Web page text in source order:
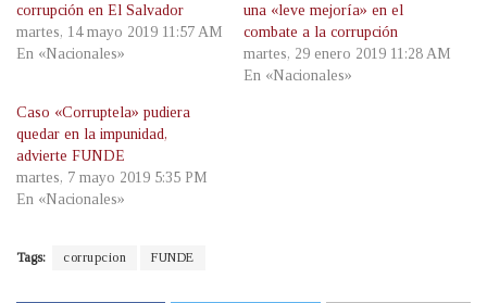
corrupción en El Salvador
martes, 14 mayo 2019 11:57 AM
En «Nacionales»
una «leve mejoría» en el
combate a la corrupción
martes, 29 enero 2019 11:28 AM
En «Nacionales»
Caso «Corruptela» pudiera
quedar en la impunidad,
advierte FUNDE
martes, 7 mayo 2019 5:35 PM
En «Nacionales»
Tags: corrupcion FUNDE